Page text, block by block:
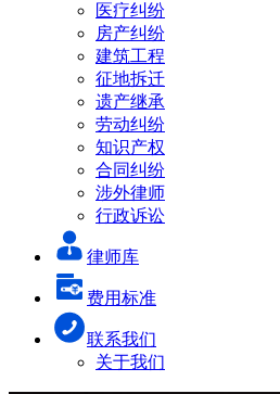
医疗纠纷
房产纠纷
建筑工程
征地拆迁
遗产继承
劳动纠纷
知识产权
合同纠纷
涉外律师
行政诉讼
律师库
费用标准
联系我们
关于我们